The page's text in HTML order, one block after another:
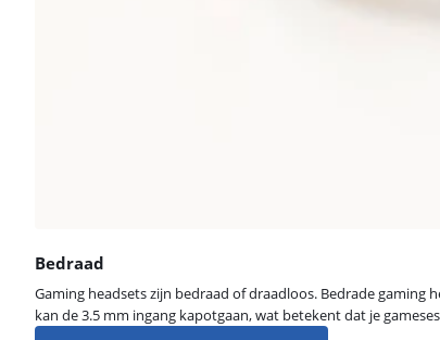
Bedraad
Gaming headsets zijn bedraad of draadloos. Bedrade gaming
kan de 3.5 mm ingang kapotgaan, wat betekent dat je